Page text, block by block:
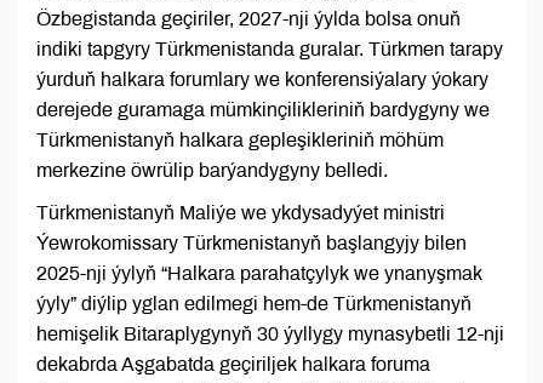
Özbegistanda geçiriler, 2027-nji ýylda bolsa onuň
indiki tapgyry Türkmenistanda guralar. Türkmen tarapy
ýurduň halkara forumlary we konferensiýalary ýokary
derejede guramaga mümkinçilikleriniň bardygyny we
Türkmenistanyň halkara gepleşikleriniň möhüm
merkezine öwrülip barýandygyny belledi.
Türkmenistanyň Maliýe we ykdysadyýet ministri
Ýewrokomissary Türkmenistanyň başlangyjy bilen
2025-nji ýylyň “Halkara parahatçylyk we ynanyşmak
ýyly” diýlip yglan edilmegi hem-de Türkmenistanyň
hemişelik Bitaraplygynyň 30 ýyllygy mynasybetli 12-nji
dekabrda Aşgabatda geçiriljek halkara foruma